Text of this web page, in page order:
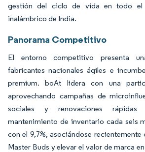
gestión del ciclo de vida en todo el
inalámbrico de India.
Panorama Competitivo
El entorno competitivo presenta
fabricantes nacionales ágiles e
premium. boAt lidera con una
aprovechando campañas de
sociales y renovaciones
mantenimiento de inventario cada seis
con el 9,7%, asociándose recientemente
Master Buds y elevar el valor de marca